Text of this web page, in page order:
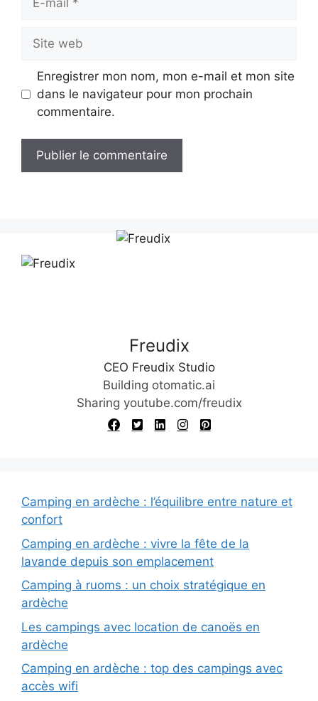
mail
web
Enregistrer mon nom, mon e-mail et mon site
dans le navigateur pour mon prochain
commentaire.
e
Freudix
CEO Freudix Studio
Building otomatic.ai
Sharing youtube.com/freudix
Camping en ardèche : l’équilibre entre nature et
confort
Camping en ardèche : vivre la fête de la
lavande depuis son emplacement
Camping à ruoms : un choix stratégique en
ardèche
Les campings avec location de canoës en
ardèche
Camping en ardèche : top des campings avec
accès wifi